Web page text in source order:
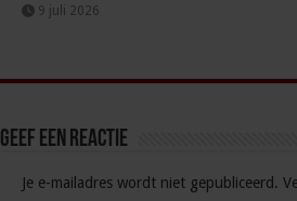
9 juli 2026
Geef een reactie
Je e-mailadres wordt niet gepubliceerd.